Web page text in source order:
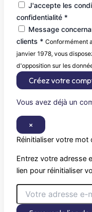
J'accepte les
confidentialité *
Message
clients * Conformément
janvier 1978, vous
d'opposition sur les
Créez votre
Vous avez déjà un
×
Réinitialiser votre mot
Entrez votre adresse
lien pour réinitialiser